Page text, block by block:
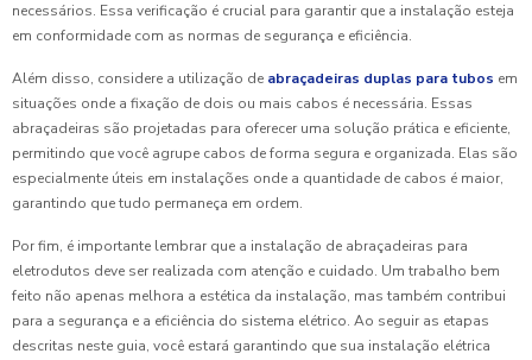
necessários. Essa verificação é crucial para garantir que a instalação esteja
em conformidade com as normas de segurança e eficiência.
Além disso, considere a utilização de abraçadeiras duplas para tubos em
situações onde a fixação de dois ou mais cabos é necessária. Essas
abraçadeiras são projetadas para oferecer uma solução prática e eficiente,
permitindo que você agrupe cabos de forma segura e organizada. Elas são
especialmente úteis em instalações onde a quantidade de cabos é maior,
garantindo que tudo permaneça em ordem.
Por fim, é importante lembrar que a instalação de abraçadeiras para
eletrodutos deve ser realizada com atenção e cuidado. Um trabalho bem
feito não apenas melhora a estética da instalação, mas também contribui
para a segurança e a eficiência do sistema elétrico. Ao seguir as etapas
descritas neste guia, você estará garantindo que sua instalação elétrica